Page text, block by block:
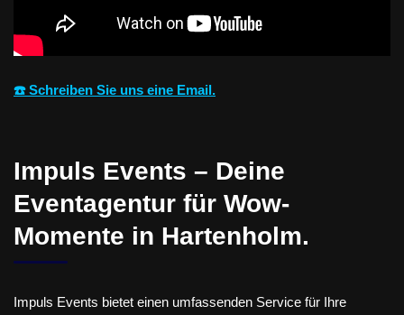
☎️ Schreiben Sie uns eine Email.
Impuls Events – Deine
Eventagentur für Wow-
Momente in Hartenholm.
Impuls Events bietet einen umfassenden Service für Ihre